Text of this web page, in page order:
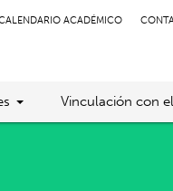
ACADÉMICO
Vinculación con